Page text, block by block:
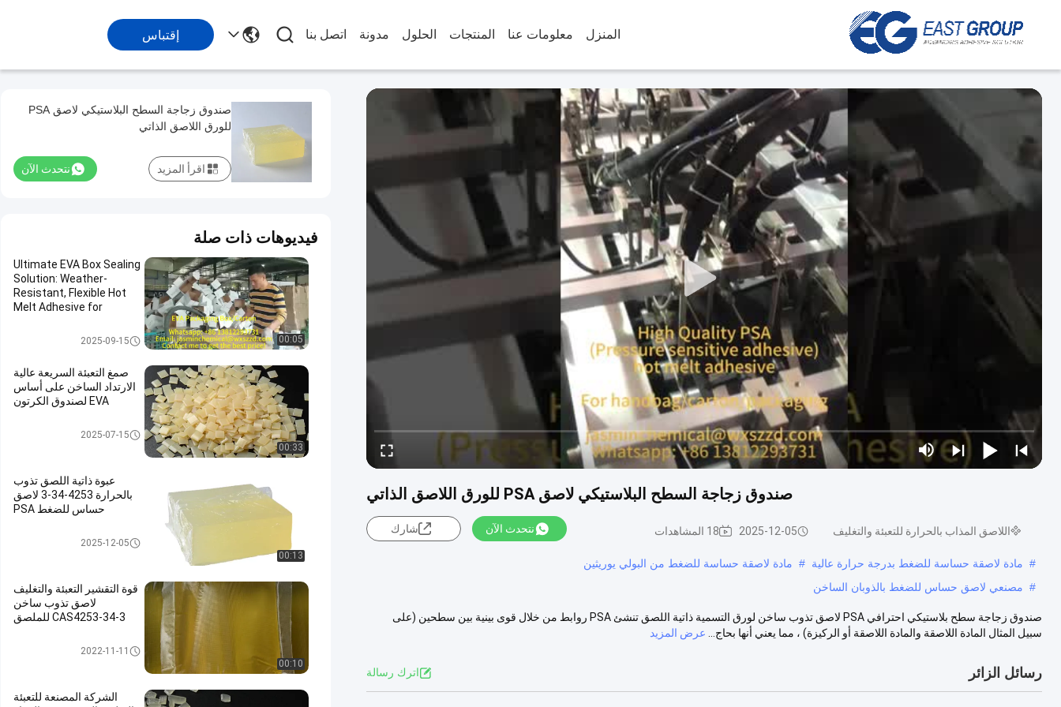
المنزل معلومات عنا المنتجات الحلول مدونة اتصل بنا إقتباس
صندوق زجاجة السطح البلاستيكي لاصق PSA للورق اللاصق الذاتي
اللاصق المذاب بالحرارة للتعبئة والتغليف 2025-12-05 18 المشاهدات نتحدث الآن شارك
# مادة لاصقة حساسة للضغط بدرجة حرارة عالية # مادة لاصقة حساسة للضغط من البولي يوريثين
# مصنعي لاصق حساس للضغط بالذوبان الساخن
صندوق زجاجة سطح بلاستيكي احترافي PSA لاصق تذوب ساخن لورق التسمية ذاتية اللصق تنشئ PSA روابط من خلال قوى بينية بين سطحين (على
سبيل المثال المادة اللاصقة والمادة اللاصقة أو الركيزة) ، مما يعني أنها بحاج...
عرض المزيد
رسائل الزائر اترك رسالة
صندوق زجاجة السطح البلاستيكي لاصق PSA
للورق اللاصق الذاتي
نتحدث الآن اقرأ المزيد
فيديوهات ذات صلة
00:05
Ultimate EVA Box Sealing
Solution: Weather-
Resistant, Flexible Hot
Melt Adhesive for
Reliable Product Integrity
اللاصق المذاب بالحرارة للتعبئة وال
2025-09-15
00:33
صمغ التعبئة السريعة عالية
الارتداد الساخن على أساس
EVA لصندوق الكرتون
EVA حار إنصهار صمغ
2025-07-15
00:13
عبوة ذاتية اللصق تذوب
بالحرارة 4253-34-3 لاصق
حساس للضغط PSA
اللاصق المذاب بالحرارة للتعبئة وال
2025-12-05
00:10
قوة التقشير التعبئة والتغليف
لاصق تذوب ساخن
CAS4253-34-3 للملصق
اللاصق المذاب بالحرارة للتعبئة وال
2022-11-11
الشركة المصنعة للتعبئة